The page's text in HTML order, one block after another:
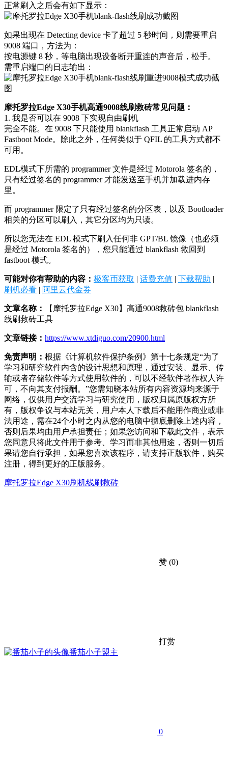
正常刷入之后会有如下显示：
如果出现在 Detecting device 卡了超过 5 秒时间，则需要重启
9008 端口，方法为：
按电源键 8 秒，等电脑出现设备断开重连的声音后，松手。
需重启端口的日志输出：
摩托罗拉Edge X30手机高通9008线刷救砖常见问题：
1. 我是否可以在 9008 下实现自由刷机
完全不能。在 9008 下只能使用 blankflash 工具正常启动 AP
Fastboot Mode。除此之外，任何类似于 QFIL 的工具方式都不
可用。
EDL模式下所需的 programmer 文件是经过 Motorola 签名的，
只有经过签名的 programmer 才能发送至手机并加载进内存
里。
而 programmer 限定了只有经过签名的分区表，以及 Bootloader
相关的分区可以刷入，其它分区均为只读。
所以您无法在 EDL 模式下刷入任何非 GPT/BL 镜像（也必须
是经过 Motorola 签名的），您只能通过 blankflash 救回到
fastboot 模式。
可能对你有帮助的内容： 极客币获取 | 话费充值 | 下载帮助 |
刷机必看 | 阿里云代金券
文章名称：
【摩托罗拉Edge X30】高通9008救砖包 blankflash
线刷救砖工具
文章链接： https://www.xtdiguo.com/20900.html
免责声明： 根据《计算机软件保护条例》第十七条规定“为了
学习和研究软件内含的设计思想和原理，通过安装、显示、传
输或者存储软件等方式使用软件的，可以不经软件著作权人许
可，不向其支付报酬。”您需知晓本站所有内容资源均来源于
网络，仅供用户交流学习与研究使用，版权归属原版权方所
有，版权争议与本站无关，用户本人下载后不能用作商业或非
法用途，需在24个小时之内从您的电脑中彻底删除上述内容，
否则后果均由用户承担责任；如果您访问和下载此文件，表示
您同意只将此文件用于参考、学习而非其他用途，否则一切后
果请您自行承担，如果您喜欢该程序，请支持正版软件，购买
注册，得到更好的正版服务。
摩托罗拉Edge X30刷机线刷救砖
赞 (0)
打赏
番茄小子盟主
0